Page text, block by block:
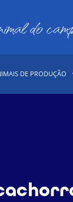
do
DE PRODUÇÃO